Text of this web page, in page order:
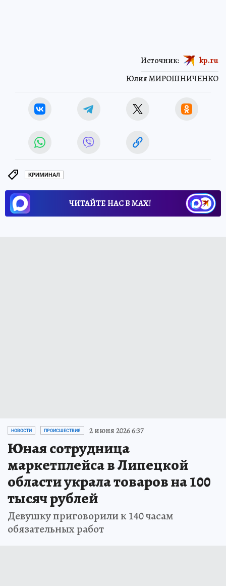
Юлия МИРОШНИЧЕНКО
Источник: kp.ru
КРИМИНАЛ
ЧИТАЙТЕ НАС В МАХ!
НОВОСТИ ПРОИСШЕСТВИЯ 2 июня 2026 6:37
Юная сотрудница
маркетплейса в Липецкой
области украла товаров на 100
тысяч рублей
Девушку приговорили к 140 часам
обязательных работ